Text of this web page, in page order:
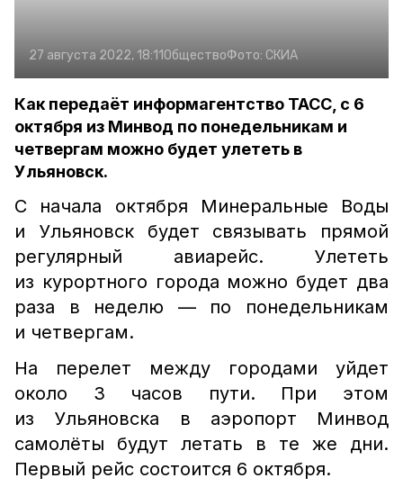
27 августа 2022, 18:11ОбществоФото: СКИА
Как передаёт информагентство ТАСС, с 6
октября из Минвод по понедельникам и
четвергам можно будет улететь в
Ульяновск.
С начала октября Минеральные Воды
и Ульяновск будет связывать прямой
регулярный авиарейс. Улететь
из курортного города можно будет два
раза в неделю — по понедельникам
и четвергам.
На перелет между городами уйдет
около 3 часов пути. При этом
из Ульяновска в аэропорт Минвод
самолёты будут летать в те же дни.
Первый рейс состоится 6 октября.